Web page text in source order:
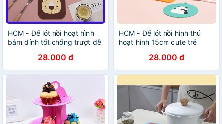
HCM - Đế lót nồi hoạt hình
bám dính tốt chống trượt dễ
28.000 đ
HCM - Đế lót nồi hình thú
hoạt hình 15cm cute trẻ
28.000 đ